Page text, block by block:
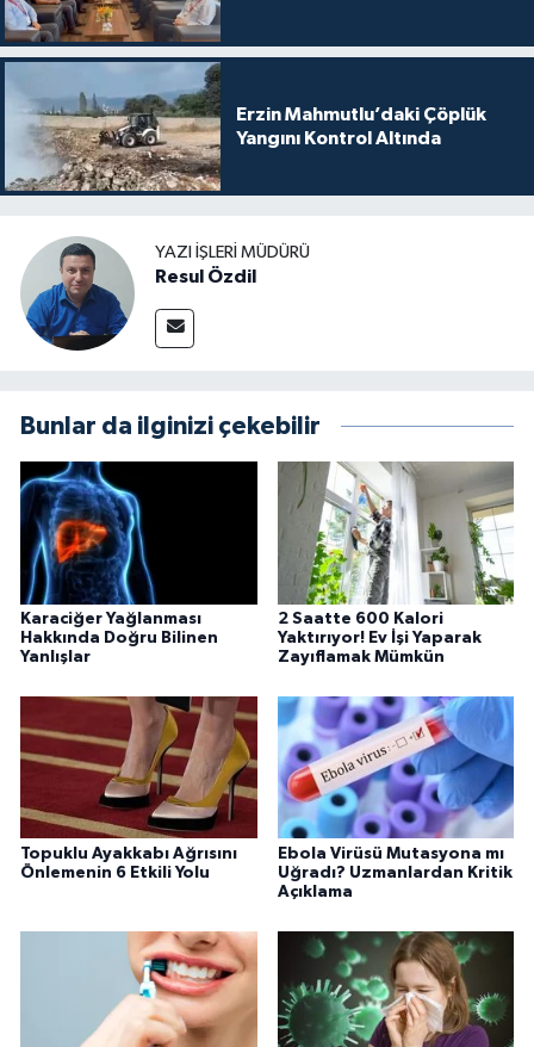
Erzin Mahmutlu’daki Çöplük
Yangını Kontrol Altında
YAZI İŞLERI MÜDÜRÜ
Resul Özdil
Bunlar da ilginizi çekebilir
Karaciğer Yağlanması
Hakkında Doğru Bilinen
Yanlışlar
2 Saatte 600 Kalori
Yaktırıyor! Ev İşi Yaparak
Zayıflamak Mümkün
Topuklu Ayakkabı Ağrısını
Önlemenin 6 Etkili Yolu
Ebola Virüsü Mutasyona mı
Uğradı? Uzmanlardan Kritik
Açıklama